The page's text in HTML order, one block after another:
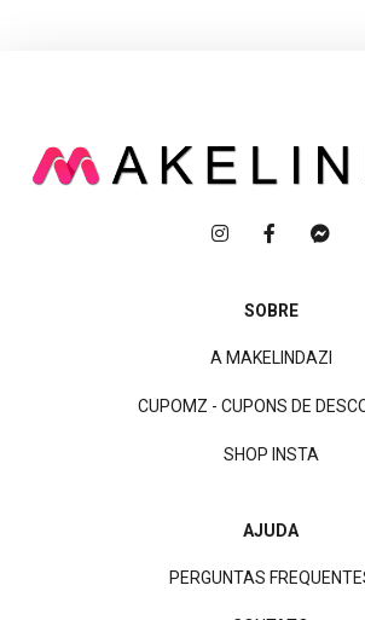
SOBRE
A MAKELINDAZI
CUPOMZ - CUPONS DE
SHOP INSTA
AJUDA
PERGUNTAS